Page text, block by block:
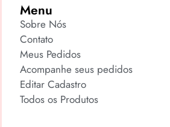
Menu
Sobre Nós
Contato
Meus Pedidos
Acompanhe seus pedidos
Editar Cadastro
Todos os Produtos